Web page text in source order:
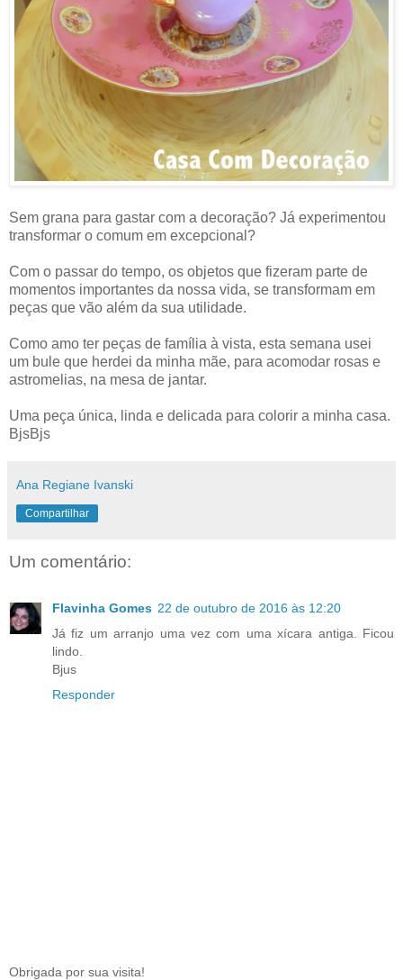
Sem grana para gastar com a decoração? Já experimentou
transformar o comum em excepcional?
Com o passar do tempo, os objetos que fizeram parte de
momentos importantes da nossa vida, se transformam em
peças que vão além da sua utilidade.
Como amo ter peças de família à vista, esta semana usei
um bule que herdei da minha mãe, para acomodar rosas e
astromelias, na mesa de jantar.
Uma peça única, linda e delicada para colorir a minha casa.
BjsBjs
Ana Regiane Ivanski
Compartilhar
Um comentário:
Flavinha Gomes 22 de outubro de 2016 às 12:20
Já fiz um arranjo uma vez com uma xícara antiga. Ficou
lindo.
Bjus
Responder
Obrigada por sua visita!